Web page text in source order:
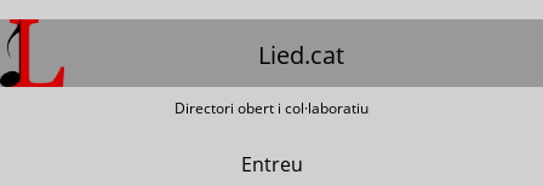
Vés
al
contingut
Lied.cat
Directori obert i col·laboratiu
Entreu